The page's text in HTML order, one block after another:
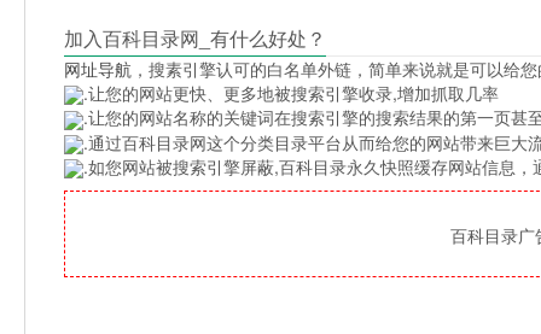
加入百科目录网_有什么好处？
网址导航 ，搜素引擎认可的白名单外链，简单来说就是可以给
.让您的网站更快、更多地被搜索引擎收录,增加抓取几率
.让您的网站名称的关键词在搜索引擎的搜索结果的第一页甚
.通过百科目录网这个分类目录平台从而给您的网站带来巨大
.如您网站被搜索引擎屏蔽,百科目录永久快照缓存网站信息
百科目录